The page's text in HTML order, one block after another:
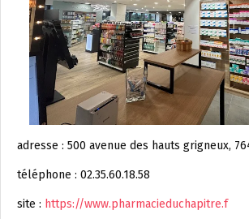
adresse : 500 avenue des hauts grigneux,
téléphone : 02.35.60.18.58
site : https://www.pharmacieduchapitre.f